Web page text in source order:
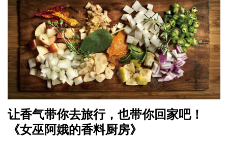
让香气带你去旅行，也带你回家吧！
《女巫阿娥的香料厨房》